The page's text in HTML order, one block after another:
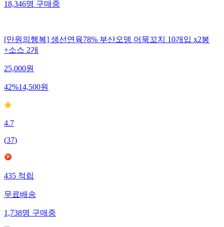
18,346명 구매중
[만원의행복] 생선연육78% 부산오뎅 어묵꼬치 10개입 x2봉
+소스 2개
25,000원
42%14,500원
4.7
(37)
435 적립
무료배송
1,738명 구매중